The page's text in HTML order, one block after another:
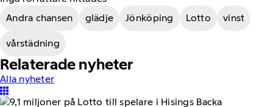
Andra chansen
glädje Jönköping Lotto vinst
vårstädning
Relaterade nyheter
Alla nyheter